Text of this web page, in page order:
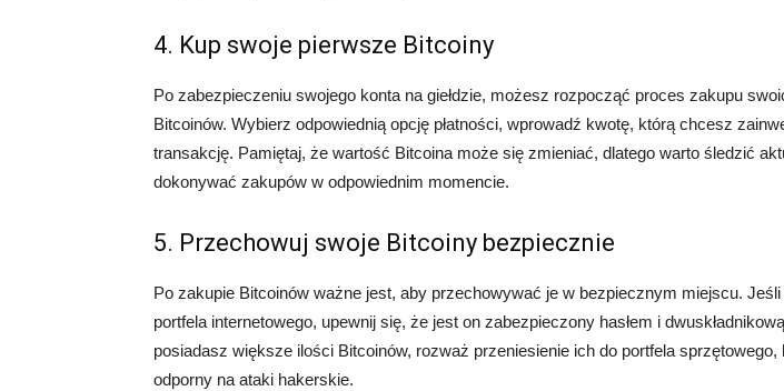
4. Kup swoje pierwsze Bitcoiny
Po zabezpieczeniu swojego konta na giełdzie, możesz rozpocząć proces zakupu
Bitcoinów. Wybierz odpowiednią opcję płatności, wprowadź kwotę, którą chcesz
transakcję. Pamiętaj, że wartość Bitcoina może się zmieniać, dlatego warto śledzić
dokonywać zakupów w odpowiednim momencie.
5. Przechowuj swoje Bitcoiny bezpiecznie
Po zakupie Bitcoinów ważne jest, aby przechowywać je w bezpiecznym miejscu.
portfela internetowego, upewnij się, że jest on zabezpieczony hasłem i
posiadasz większe ilości Bitcoinów, rozważ przeniesienie ich do portfela sprzętowego,
odporny na ataki hakerskie.